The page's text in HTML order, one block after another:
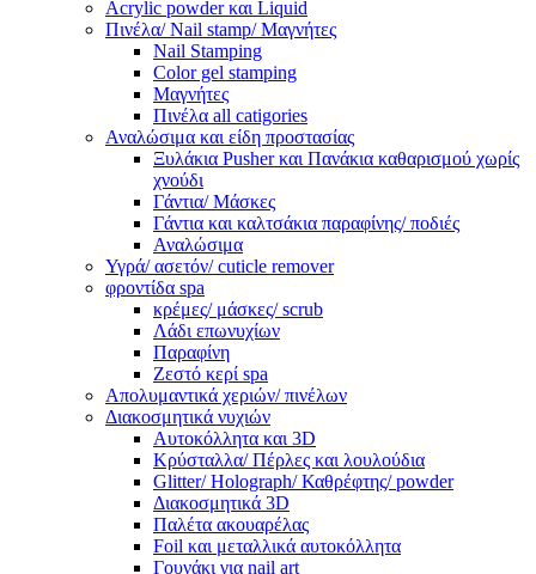
Acrylic powder και Liquid
Πινέλα/ Nail stamp/ Μαγνήτες
Nail Stamping
Color gel stamping
Μαγνήτες
Πινέλα all catigories
Αναλώσιμα και είδη προστασίας
Ξυλάκια Pusher και Πανάκια καθαρισμού χωρίς
χνούδι
Γάντια/ Μάσκες
Γάντια και καλτσάκια παραφίνης/ ποδιές
Αναλώσιμα
Υγρά/ ασετόν/ cuticle remover
φροντίδα spa
κρέμες/ μάσκες/ scrub
Λάδι επωνυχίων
Παραφίνη
Ζεστό κερί spa
Απολυμαντικά χεριών/ πινέλων
Διακοσμητικά νυχιών
Αυτοκόλλητα και 3D
Κρύσταλλα/ Πέρλες και λουλούδια
Glitter/ Holograph/ Καθρέφτης/ powder
Διακοσμητικά 3D
Παλέτα ακουαρέλας
Foil και μεταλλικά αυτοκόλλητα
Γουνάκι για nail art